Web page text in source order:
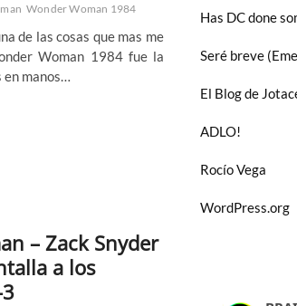
Wonder Woman 1984
de las cosas que mas me
Woman 1984 fue la
en manos…
– Zack Snyder
a los
Has DC done
Seré breve
El Blog de
ADLO!
Rocío Vega
WordPress.org